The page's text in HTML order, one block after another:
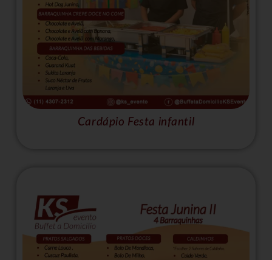
Cardápio Festa infantil